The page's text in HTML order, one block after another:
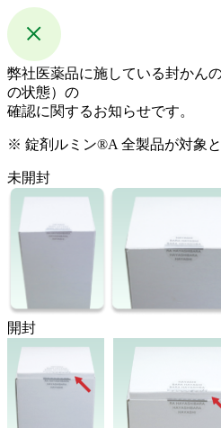
弊社医薬品に施している封かん
の状態）の
確認に関するお知らせです。
※ 錠剤ルミン®A 全製品が対象と
未開封
開封